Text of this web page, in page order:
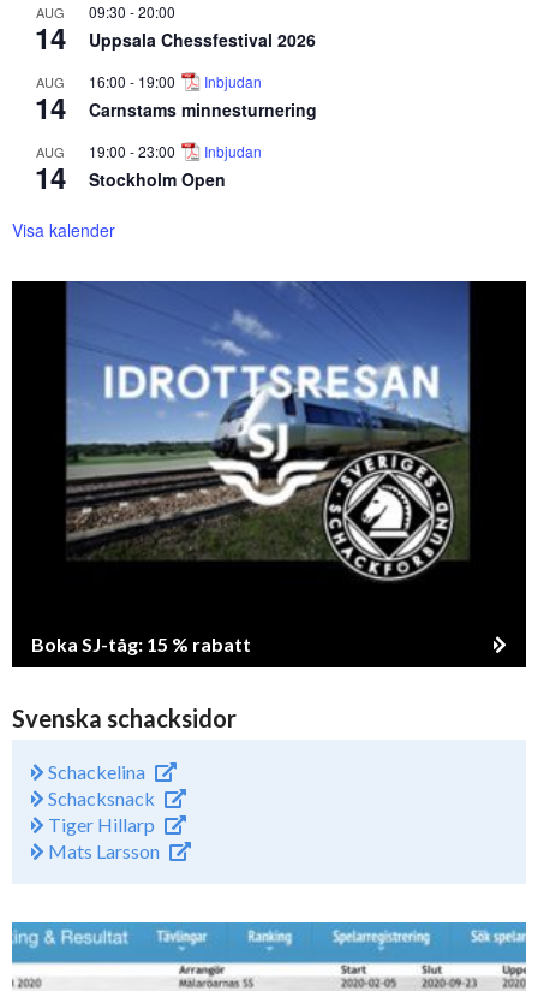
AUG
14
09:30 -20:00
Uppsala Chessfestival 2026
AUG
14
16:00 - 19:00 Inbjudan
Carnstams minnesturnering
AUG
14
19:00 -23:00 Inbjudan
Stockholm Open
Visa kalender
Boka SJ-tåg: 15 % rabatt
Svenska schacksidor
Schackelina
Schacksnack
Tiger Hillarp
Mats Larsson